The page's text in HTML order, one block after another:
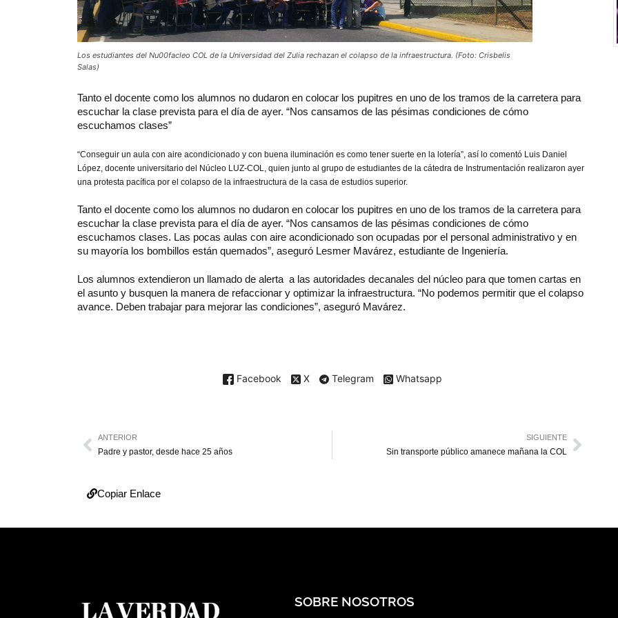
Los estudiantes del Nu00facleo COL de la Universidad del Zulia rechazan el colapso de la infraestructura. (Foto: Crisbelis
Salas)
Tanto el docente como los alumnos no dudaron en colocar los pupitres en uno de los tramos de la carretera para
escuchar la clase prevista para el día de ayer. “Nos cansamos de las pésimas condiciones de cómo
escuchamos clases”
“Conseguir un aula con aire acondicionado y con buena iluminación es como tener suerte en la lotería”, así lo comentó Luis Daniel
López, docente universitario del Núcleo LUZ-COL, quien junto al grupo de estudiantes de la cátedra de Instrumentación realizaron ayer
una protesta pacífica por el colapso de la infraestructura de la casa de estudios superior.
Tanto el docente como los alumnos no dudaron en colocar los pupitres en uno de los tramos de la carretera para
escuchar la clase prevista para el día de ayer. “Nos cansamos de las pésimas condiciones de cómo
escuchamos clases. Las pocas aulas con aire acondicionado son ocupadas por el personal administrativo y en
su mayoría los bombillos están quemados”, aseguró Lesmer Mavárez, estudiante de Ingeniería.
Los alumnos extendieron un llamado de alerta a las autoridades decanales del núcleo para que tomen cartas en
el asunto y busquen la manera de refaccionar y optimizar la infraestructura. “No podemos permitir que el colapso
avance. Deben trabajar para mejorar las condiciones”, aseguró Mavárez.
Facebook X Telegram Whatsapp
ANTERIOR
Padre y pastor, desde hace 25 años
SIGUIENTE
Sin transporte público amanece mañana la COL
Copiar Enlace
SOBRE NOSOTROS